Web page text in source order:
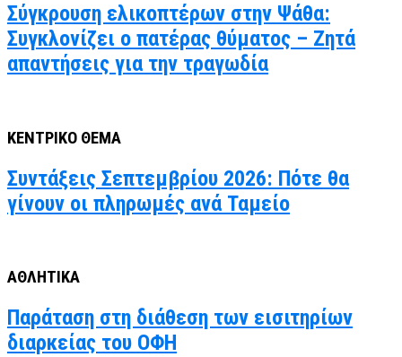
Σύγκρουση ελικοπτέρων στην Ψάθα:
Συγκλονίζει ο πατέρας θύματος – Ζητά
απαντήσεις για την τραγωδία
ΚΕΝΤΡΙΚΟ ΘΕΜΑ
Συντάξεις Σεπτεμβρίου 2026: Πότε θα
γίνουν οι πληρωμές ανά Ταμείο
ΑΘΛΗΤΙΚΑ
Παράταση στη διάθεση των εισιτηρίων
διαρκείας του ΟΦΗ